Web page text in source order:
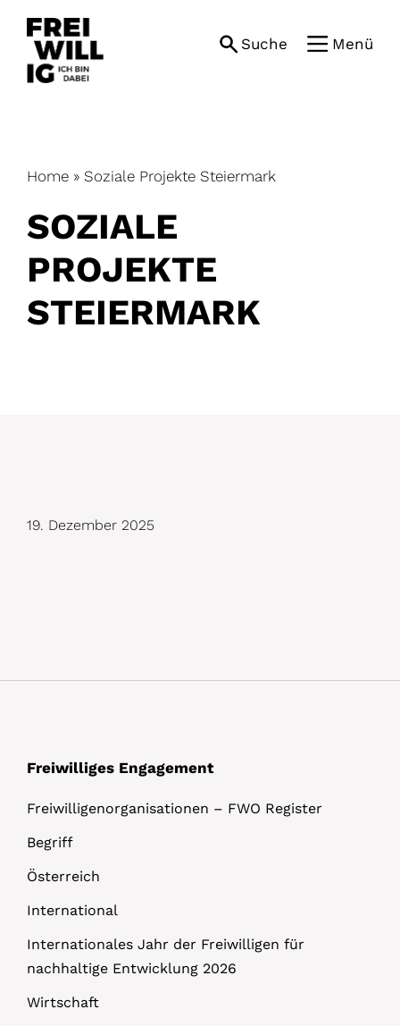
content
Suche Menü
Home » Soziale Projekte Steiermark
SOZIALE
PROJEKTE
STEIERMARK
D
19. Dezember 2025
Freiwilliges Engagement
Freiwilligenorganisationen – FWO Register
Begriff
Österreich
International
Internationales Jahr der Freiwilligen für
nachhaltige Entwicklung 2026
Wirtschaft